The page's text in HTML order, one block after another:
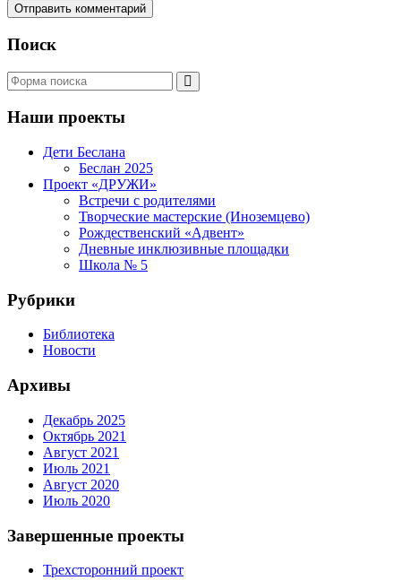
Поиск
Наши проекты
Дети Беслана
Беслан 2025
Проект «ДРУЖИ»
Встречи с родителями
Творческие мастерские (Иноземцево)
Рождественский «Адвент»
Дневные инклюзивные площадки
Школа № 5
Рубрики
Библиотека
Новости
Архивы
Декабрь 2025
Октябрь 2021
Август 2021
Июль 2021
Август 2020
Июль 2020
Завершенные проекты
Трехсторонний проект